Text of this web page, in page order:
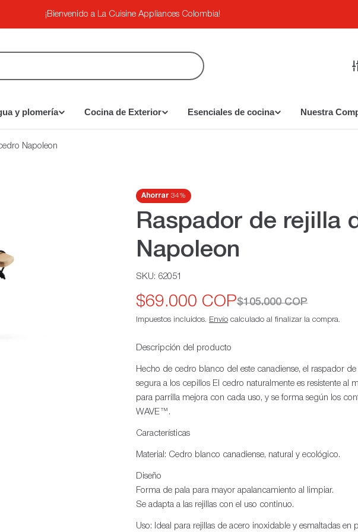
¡Bienvenido a La Cuisine Appliances Colombia!
y plomería Cocina de Exterior Esenciales de cocina Nuestra
Napoleon
Ahorrar 34%
Raspador de rejilla
Napoleon
SKU: 62051
Precio
de
oferta
$69.000 COP
Precio
habitual
$105.000 COP
Impuestos incluidos. Envío calculado al finalizar la compra.
Descripción del producto
Hecho de cedro blanco del este canadiense, el raspador
segura a los cepillos El cedro naturalmente es resistente al
para parrilla mejora con cada uso, y se forma según los
WAVE™.
Características
Material: Cedro blanco canadiense, natural y ecológico.
Diseño
Forma de pala para mayor apalancamiento al limpiar.
Se adapta a las rejillas con el uso continuo.
Uso: Ideal para rejillas de acero inoxidable y esmaltadas en